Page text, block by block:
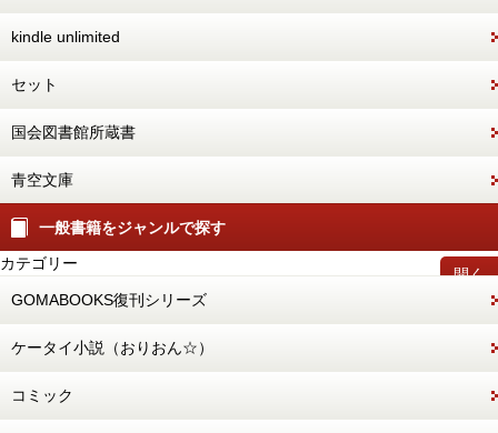
kindle unlimited
セット
国会図書館所蔵書
青空文庫
一般書籍をジャンルで探す
開く
カテゴリー
GOMABOOKS復刊シリーズ
ケータイ小説（おりおん☆）
コミック